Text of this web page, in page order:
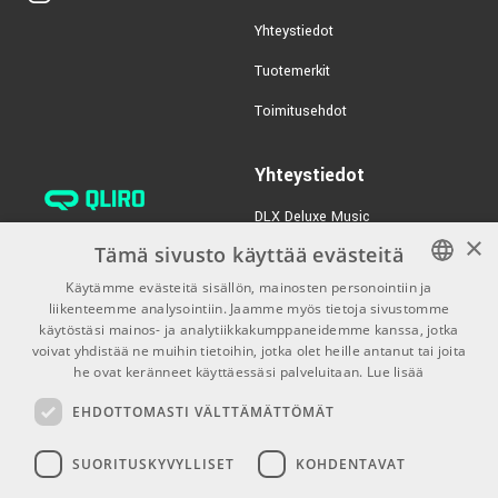
Yhteystiedot
Tuotemerkit
Toimitusehdot
Yhteystiedot
DLX Deluxe Music
verkkokaupan asiakaspalvelu:
tilaus@dlxmusic.fi
Puh: 0207 282240 (arkisin klo
13-17)
Puh: 0207 282250 (myymälä)
00580 Helsinki
Y-tunnus: 1983522-7
FINNISH
FINNISH
×
Tämä sivusto käyttää evästeitä
Käytämme evästeitä sisällön, mainosten personointiin ja
liikenteemme analysointiin. Jaamme myös tietoja sivustomme
käytöstäsi mainos- ja analytiikkakumppaneidemme kanssa, jotka
voivat yhdistää ne muihin tietoihin, jotka olet heille antanut tai joita
he ovat keränneet käyttäessäsi palveluitaan. Lue lisää
EHDOTTOMASTI VÄLTTÄMÄTTÖMÄT
SUORITUSKYVYLLISET KOHDENTAVAT